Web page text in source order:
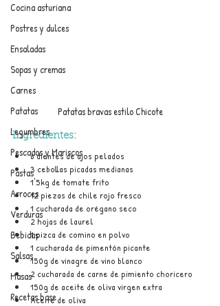
Cocina asturiana
Postres y dulces
Ensaladas
Sopas y cremas
Carnes
Patatas
Legumbres
Pescados y Mariscos
Pastas
Arroces
Verduras
Bebidas
Salsas
Masas
Recetas base
Patatas bravas estilo Chicote
Ingredientes:
6 dientes de ajos pelados
3 cebollas picadas medianas
1'5kg de tomate frito
12 piezas de chile rojo fresco
1 cucharada de orégano seco
2 hojas de laurel
1 pizca de comino en polvo
1 cucharada de pimentón picante
150g de vinagre de vino blanco
2 cucharada de carne de pimiento choricero
150g de aceite de oliva virgen extra
Aceite de oliva